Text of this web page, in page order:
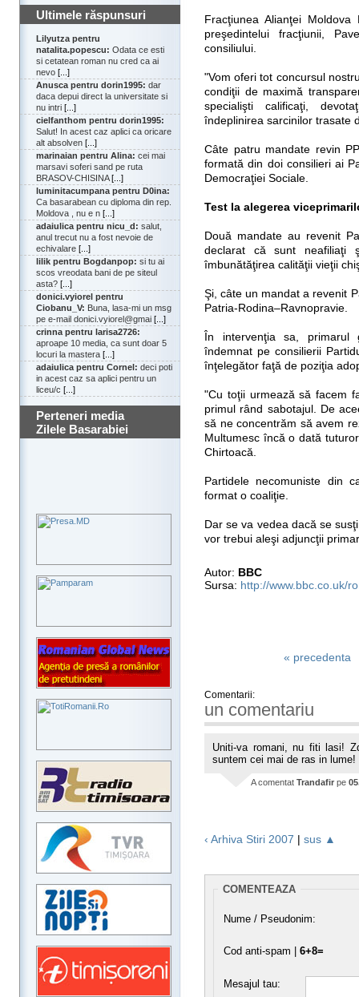
Ultimele răspunsuri
Lilyutza pentru
natalita.popescu: Odata ce esti
si cetatean roman nu cred ca ai
nevo [...]
Anusca pentru dorin1995: dar
daca depui direct la universitate si
nu intri [...]
cielfanthom pentru dorin1995:
Salut! In acest caz aplici ca oricare
alt absolven [...]
marinaian pentru Alina: cei mai
marsavi soferi sand pe ruta
BRASOV-CHISINA[...]
luminitacumpana pentru D0ina:
Ca basarabean cu diploma din rep.
Moldova , nu e n [...]
adaiulica pentru nicu_d: salut,
anul trecut nu a fost nevoie de
echivalare [...]
lilik pentru Bogdanpop: si tu ai
scos vreodata bani de pe siteul
asta? [...]
donici.vyiorel pentru
Ciobanu_V: Buna, lasa-mi un msg
pe e-mail donici.vyiorel@gmai [...]
crinna pentru larisa2726:
aproape 10 media, ca sunt doar 5
locuri la mastera [...]
adaiulica pentru Cornel: deci poti
in acest caz sa aplici pentru un
liceu/c [...]
Perteneri media
Zilele Basarabiei
Fracţiunea Alianţei
preşedintelui fracţiunii,
consiliului.
"Vom oferi tot concursul
condiţii de maximă
specialişti calificaţi,
îndeplinirea sarcinilor trasate
Câte patru mandate revin
formată din doi consilieri ai
Democraţiei Sociale.
Test la alegerea
Două mandate au revenit
declarat că sunt neafiliaţi
îmbunătăţirea calităţii vieţii
Şi, câte un mandat a revenit
Patria-Rodina–Ravnopravie.
În intervenţia sa,
îndemnat pe consilierii
înţelegător faţă de poziţia
"Cu toţii urmează să facem
primul rând sabotajul. De
să ne concentrăm să avem
Multumesc încă o dată
Chirtoacă.
Partidele necomuniste din
format o coaliţie.
Dar se va vedea dacă se
vor trebui aleşi adjuncţii
Autor: BBC
Sursa: http://www.bbc.co.uk/
« precedenta
Comentarii:
un comentariu
Uniti-va romani, nu fiti lasi!
suntem cei mai de ras in
A comentat Trandafir pe
‹ Arhiva Stiri 2007 | sus ▲
COMENTEAZA
Nume / Pseudonim:
Cod anti-spam | 6+8=
Mesajul tau: